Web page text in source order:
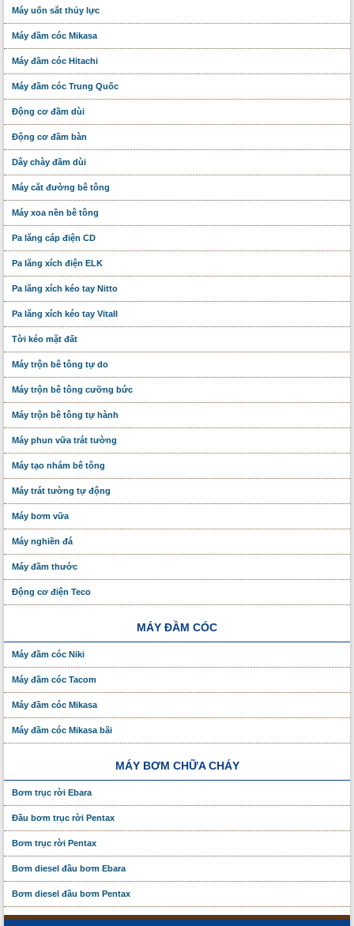
Máy uốn sắt thủy lực
Máy đầm cóc Mikasa
Máy đầm cóc Hitachi
Máy đầm cóc Trung Quốc
Động cơ đầm dùi
Động cơ đầm bàn
Dây chày đầm dùi
Máy cắt đường bê tông
Máy xoa nền bê tông
Pa lăng cáp điện CD
Pa lăng xích điện ELK
Pa lăng xích kéo tay Nitto
Pa lăng xích kéo tay Vitall
Tời kéo mặt đất
Máy trộn bê tông tự do
Máy trộn bê tông cưỡng bức
Máy trộn bê tông tự hành
Máy phun vữa trát tường
Máy tạo nhám bê tông
Máy trát tường tự động
Máy bơm vữa
Máy nghiền đá
Máy đầm thước
Động cơ điện Teco
MÁY ĐẦM CÓC
Máy đầm cóc Niki
Máy đầm cóc Tacom
Máy đầm cóc Mikasa
Máy đầm cóc Mikasa bãi
MÁY BƠM CHỮA CHÁY
Bơm trục rời Ebara
Đầu bơm trục rời Pentax
Bơm trục rời Pentax
Bơm diesel đầu bơm Ebara
Bơm diesel đầu bơm Pentax